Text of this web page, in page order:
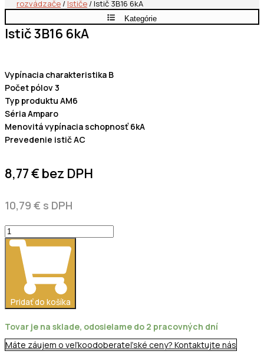
rozvádzače / Ističe / Istič 3B16 6kA
Kategórie
Istič 3B16 6kA
Vypínacia charakteristika B
Počet pólov 3
Typ produktu AM6
Séria Amparo
Menovitá vypínacia schopnosť 6kA
Prevedenie istič AC
8,77€bez DPH
10,79 € s DPH
množstvo
Istič
3B16
Pridať do košíka
Tovar je na sklade, odosielame do 2 pracovných dní
Máte záujem o veľkoodoberateľské ceny? Kontaktujte nás